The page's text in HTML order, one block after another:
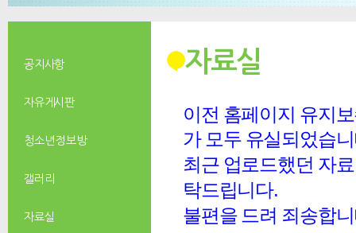
공지사항
자유게시판
청소년 정보방
갤러리
자료실
자료실
이전 홈페이지 유지
가 모두 유실되었습
최근 업로드했던 자
탁드립니다.
불편을 드려 죄송합